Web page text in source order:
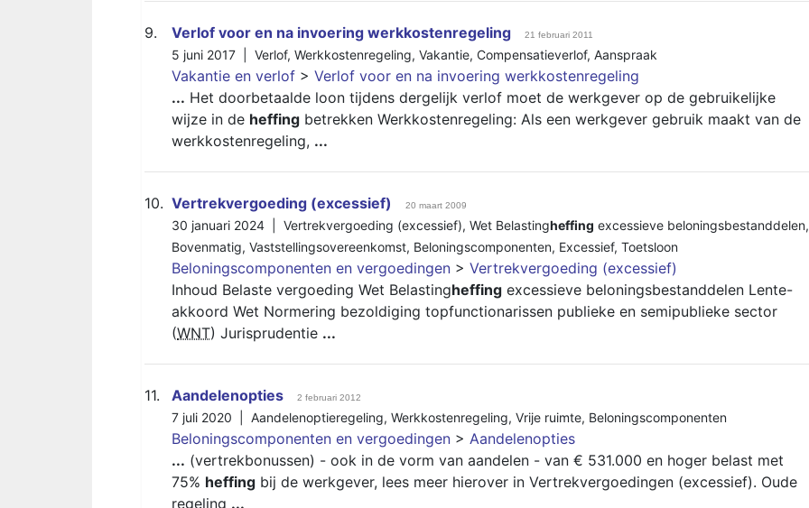
9. Verlof voor en na invoering werkkostenregeling 21 februari 2011
5 juni 2017 | Verlof, Werkkostenregeling, Vakantie, Compensatieverlof, Aanspraak
Vakantie en verlof > Verlof voor en na invoering werkkostenregeling
... Het doorbetaalde loon tijdens dergelijk verlof moet de werkgever op de gebruikelijke
wijze in de heffing betrekken Werkkostenregeling: Als een werkgever gebruik maakt van de
werkkostenregeling, ...
10. Vertrekvergoeding (excessief) 20 maart 2009
30 januari 2024 | Vertrekvergoeding (excessief), Wet Belastingheffing excessieve beloningsbestanddelen,
Bovenmatig, Vaststellingsovereenkomst, Beloningscomponenten, Excessief, Toetsloon
Beloningscomponenten en vergoedingen > Vertrekvergoeding (excessief)
Inhoud Belaste vergoeding Wet Belastingheffing excessieve beloningsbestanddelen Lente-
akkoord Wet Normering bezoldiging topfunctionarissen publieke en semipublieke sector
(WNT) Jurisprudentie ...
11. Aandelenopties 2 februari 2012
7 juli 2020 | Aandelenoptieregeling, Werkkostenregeling, Vrije ruimte, Beloningscomponenten
Beloningscomponenten en vergoedingen > Aandelenopties
... (vertrekbonussen) - ook in de vorm van aandelen - van € 531.000 en hoger belast met
75% heffing bij de werkgever, lees meer hierover in Vertrekvergoedingen (excessief). Oude
regeling ...